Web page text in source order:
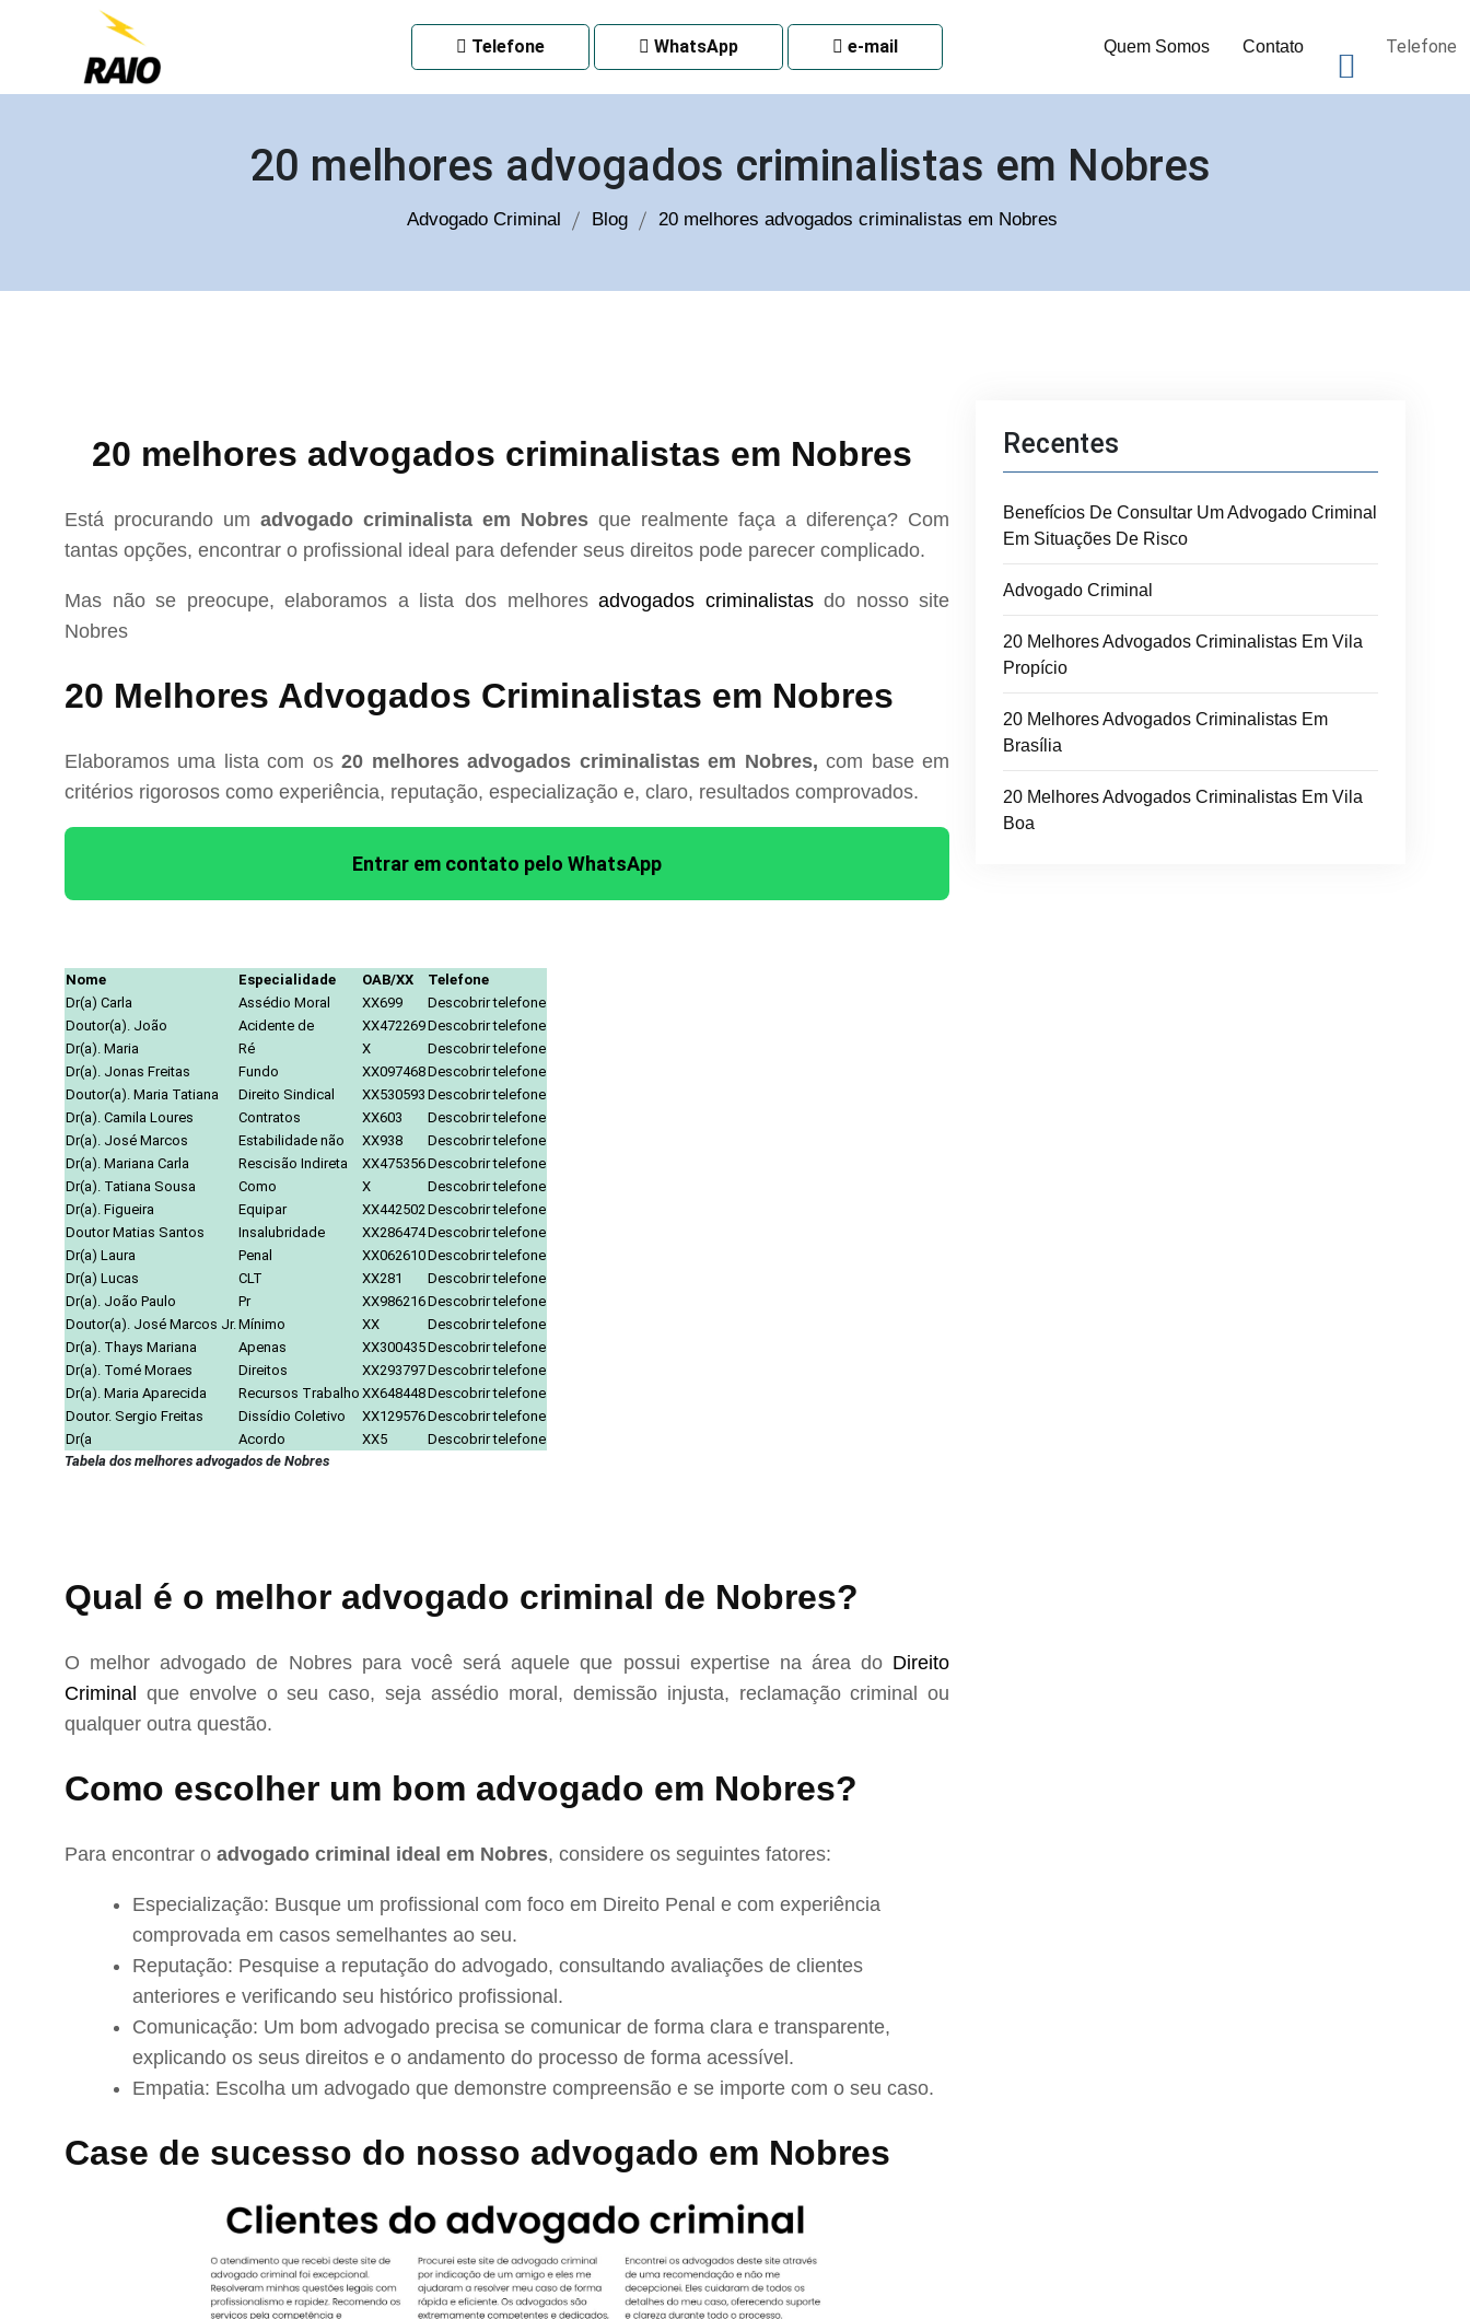
Telefone WhatsApp e-mail Quem Somos Contato Telefone
20 melhores advogados criminalistas em Nobres
Advogado Criminal Blog 20 melhores advogados criminalistas em Nobres
20 melhores advogados criminalistas em Nobres
Está procurando umadvogado criminalista em Nobres que realmente faça a diferença? Com
tantas opções, encontrar o profissional ideal para defender seus direitos pode parecer complicado.
Mas não se preocupe, elaboramos a lista dos melhoresadvogados criminalistasdo nosso site
Nobres
20 Melhores Advogados Criminalistas em Nobres
Elaboramos uma lista com os20 melhores advogados criminalistas em Nobres, com base em
critérios rigorosos como experiência, reputação, especialização e, claro, resultados comprovados.
Entrar em contato pelo WhatsApp
Nome Especialidade OAB/XX
Telefone
Dr(a) Carla
Assédio Moral XX699
Descobrir telefone
Doutor(a). João
Acidente de XX472269Descobrir telefone
Dr(a). Maria
Ré X
Descobrir telefone
Dr(a). Jonas Freitas
Fundo XX097468Descobrir telefone
Doutor(a). Maria Tatiana
Direito Sindical XX530593 Descobrir telefone
Dr(a). Camila Loures
Contratos XX603
Descobrir telefone
Dr(a). José Marcos
Estabilidade não XX938
Descobrir telefone
Dr(a). Mariana Carla
Rescisão Indireta XX475356Descobrir telefone
Dr(a). Tatiana Sousa
Como X
Descobrir telefone
Dr(a). Figueira
Equipar XX442502 Descobrir telefone
Doutor Matias Santos
Insalubridade XX286474Descobrir telefone
Dr(a) Laura
Penal XX062610Descobrir telefone
Dr(a) Lucas
CLT XX281
Descobrir telefone
Dr(a). João Paulo
Pr XX986216Descobrir telefone
Doutor(a). José Marcos Jr. Mínimo XX
Descobrir telefone
Dr(a). Thays Mariana
Apenas XX300435Descobrir telefone
Dr(a). Tomé Moraes
Direitos XX293797Descobrir telefone
Dr(a). Maria Aparecida
Recursos Trabalho XX648448Descobrir telefone
Doutor. Sergio Freitas
Dissídio Coletivo XX129576Descobrir telefone
Dr(a
Acordo XX5
Descobrir telefone
Tabela dos melhores advogados de Nobres
Qual é o melhor advogado criminal de Nobres?
O melhor advogado de Nobres para você será aquele que possui expertise na área do Direito
Criminal que envolve o seu caso, seja assédio moral, demissão injusta, reclamação criminal ou
qualquer outra questão.
Como escolher um bom advogado em Nobres?
Para encontrar o advogado criminal ideal em Nobres, considere os seguintes fatores:
Especialização: Busque um profissional com foco em Direito Penal e com experiência
comprovada em casos semelhantes ao seu.
Reputação: Pesquise a reputação do advogado, consultando avaliações de clientes
anteriores e verificando seu histórico profissional.
Comunicação: Um bom advogado precisa se comunicar de forma clara e transparente,
explicando os seus direitos e o andamento do processo de forma acessível.
Empatia: Escolha um advogado que demonstre compreensão e se importe com o seu caso.
Case de sucesso do nosso advogado em Nobres
Recentes
Benefícios De Consultar Um Advogado Criminal
Em Situações De Risco
Advogado Criminal
20 Melhores Advogados Criminalistas Em Vila
Propício
20 Melhores Advogados Criminalistas Em
Brasília
20 Melhores Advogados Criminalistas Em Vila
Boa